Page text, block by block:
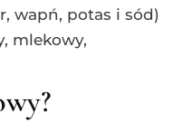
wapń, potas i sód)
mlekowy,